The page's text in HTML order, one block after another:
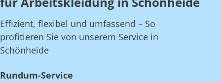
Effizient, flexibel und umfassend – So
profitieren Sie von unserem Service in
Schönheide
Rundum-Service